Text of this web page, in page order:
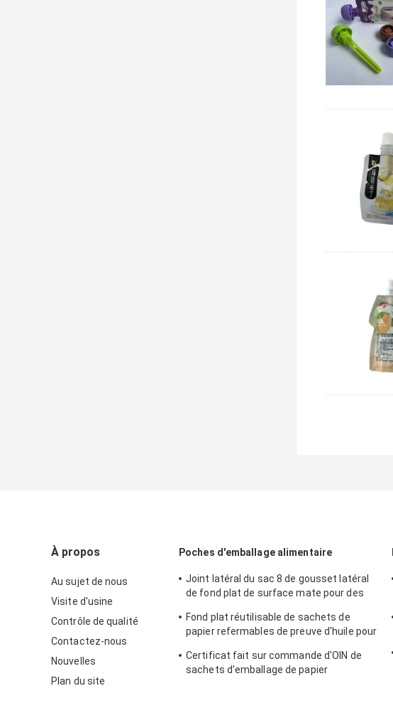
À propos
Au sujet de nous
Visite d'usine
Contrôle de qualité
Contactez-nous
Nouvelles
Plan du site
Poches d'emballage alimentaire
Joint latéral du sac 8 de gousset latéral
de fond plat de surface mate pour des
Fond plat réutilisable de sachets de
papier refermables de preuve d'huile pour
Certificat fait sur commande d'OIN de
sachets d'emballage de papier